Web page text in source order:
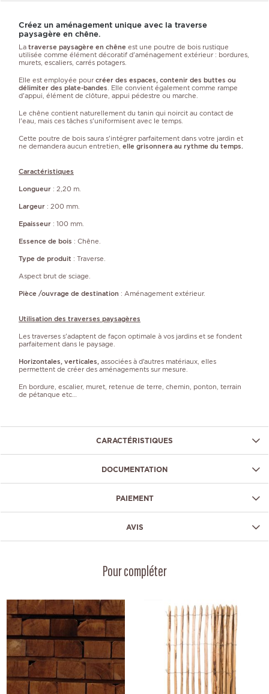
Créez un aménagement unique avec la traverse
paysagère en chêne.
La traverse paysagère en chêne est une poutre de bois rustique
utilisée comme élément décoratif d'aménagement extérieur : bordures,
murets, escaliers, carrés potagers.
Elle est employée pour créer des espaces, contenir des buttes ou
délimiter des plate-bandes . Elle convient également comme rampe
d'appui, élément de clôture, appui pédestre ou marche.
Le chêne contient naturellement du tanin qui noircit au contact de
l'eau, mais ces tâches s'uniformisent avec le temps.
Cette poutre de bois saura s'intégrer parfaitement dans votre jardin et
ne demandera aucun entretien, elle grisonnera au rythme du temps.
Caractéristiques
Longueur : 2,20 m.
Largeur : 200 mm.
Epaisseur : 100 mm.
Essence de bois : Chêne.
Type de produit : Traverse.
Aspect brut de sciage.
Pièce /ouvrage de destination : Aménagement extérieur.
Utilisation des traverses paysagères
Les traverses s'adaptent de façon optimale à vos jardins et se fondent
parfaitement dans le paysage.
Horizontales, verticales, associées à d’autres matériaux, elles
permettent de créer des aménagements sur mesure.
En bordure, escalier, muret, retenue de terre, chemin, ponton, terrain
de pétanque etc…
CARACTÉRISTIQUES
DOCUMENTATION
PAIEMENT
AVIS
Pour compléter